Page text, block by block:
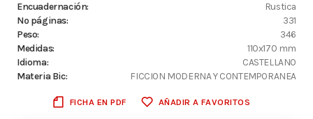
Encuadernación:
Rustica
Nº páginas:
331
Peso:
346
Medidas:
110x170 mm
Idioma:
CASTELLANO
Materia Bic:
FICCION MODERNA Y CONTEMPORANEA
FICHA EN PDF AÑADIR A FAVORITOS